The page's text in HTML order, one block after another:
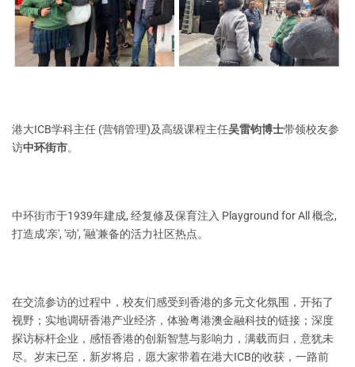
港大ICB学科主任 (营销管理)及高级课程主任吴雷钧博士带领校友参
访中环街市。
中环街市于1939年建成, 经复修及保育注入 Playground for All 概念,
打造成'亲', '动', '融'兼备的活力社区热点。
在交流参访的过程中，校友们感受到香港的多元文化氛围，开拓了
视野；实地调研香港产业经济，体验粤港澳金融科技的链接；深度
探访标杆企业，感悟香港的创新智慧与影响力，满载而归，意犹未
尽。岁末已至，新岁将启，愿大家带着在港大ICB的收获，一路前